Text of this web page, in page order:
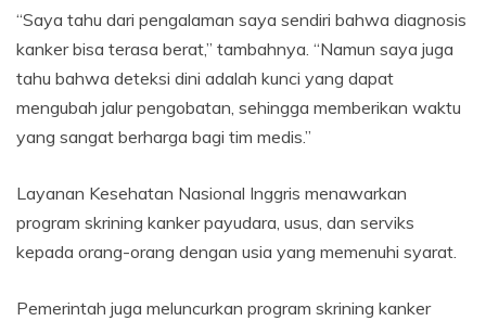
“Saya tahu dari pengalaman saya sendiri bahwa diagnosis
kanker bisa terasa berat,” tambahnya. “Namun saya juga
tahu bahwa deteksi dini adalah kunci yang dapat
mengubah jalur pengobatan, sehingga memberikan waktu
yang sangat berharga bagi tim medis.”
Layanan Kesehatan Nasional Inggris menawarkan
program skrining kanker payudara, usus, dan serviks
kepada orang-orang dengan usia yang memenuhi syarat.
Pemerintah juga meluncurkan program skrining kanker